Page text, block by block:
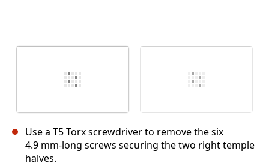
Use a T5 Torx screwdriver to remove the six
4.9 mm‑long screws securing the two right temple
halves.